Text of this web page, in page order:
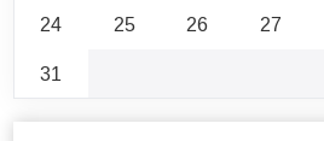
24
25 26 27
31